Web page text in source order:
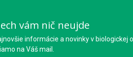
vám nič neujde
informácie a novinky v biologickej
na Váš mail.